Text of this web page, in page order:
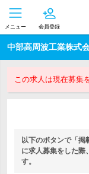
メニュー 会員登録
中部高周波工業株式
この求人は現在募集
以下のボタンで「掲
に求人募集をした際
す。